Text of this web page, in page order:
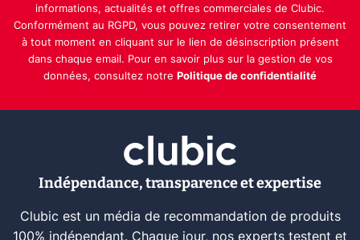
informations, actualités et offres commerciales de Clubic.
Conformément au RGPD, vous pouvez retirer votre consentement
à tout moment en cliquant sur le lien de désinscription présent
dans chaque email. Pour en savoir plus sur la gestion de vos
données, consultez notre Politique de confidentialité
Indépendance, transparence et expertise
Clubic est un média de recommandation de produits
100% indépendant. Chaque jour, nos experts testent et